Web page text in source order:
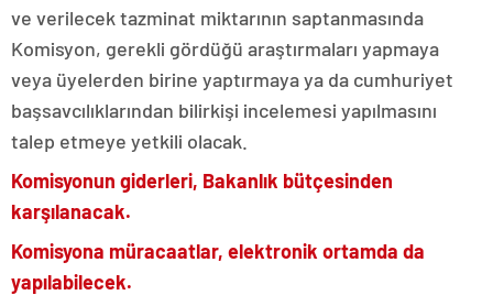
ve verilecek tazminat miktarının saptanmasında
Komisyon, gerekli gördüğü araştırmaları yapmaya
veya üyelerden birine yaptırmaya ya da cumhuriyet
başsavcılıklarından bilirkişi incelemesi yapılmasını
talep etmeye yetkili olacak.
Komisyonun giderleri, Bakanlık bütçesinden
karşılanacak.
Komisyona müracaatlar, elektronik ortamda da
yapılabilecek.